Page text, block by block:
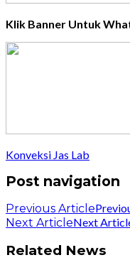
Klik Banner Untuk
Konveksi Jas Lab
Post navigation
Previous Article
Next ArticleNext
Related News